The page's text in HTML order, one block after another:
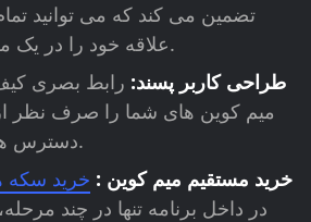
تضمین می کند که می توانید
علاقه خود را در یک مکان مدیریت کنید.
طراحی کاربر پسند: رابط بصری
میم کوین های شما را صرف نظر
دسترس همه قرار می دهد.
خرید مستقیم میم کوین : خرید سکه
در داخل برنامه تنها در چند